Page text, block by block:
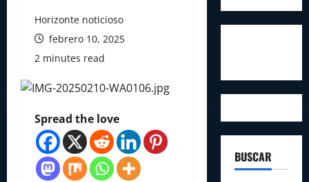
Horizonte noticioso
febrero 10, 2025
2 minutes read
Spread the love
BUSCAR